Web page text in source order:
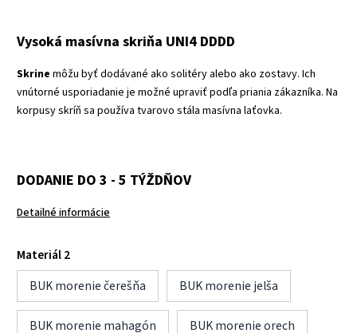
Vysoká masívna skriňa UNI4 DDDD
Skrine môžu byť dodávané ako solitéry alebo ako zostavy. Ich
vnútorné usporiadanie je možné upraviť podľa priania zákazníka. Na
korpusy skríň sa používa tvarovo stála masívna laťovka.
DODANIE DO 3 - 5 TÝŽDŇOV
Detailné informácie
Materiál 2
BUK morenie čerešňa
BUK morenie jelša
BUK morenie mahagón BUK morenie orech